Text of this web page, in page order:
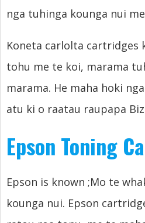
nga tuhinga kounga nui
Koneta carlolta cartridges
tohu me te koi, marama
marama. He maha hoki
atu ki o raatau raupapa
Epson Toning
Epson is known ;Mo te
kounga nui. Epson